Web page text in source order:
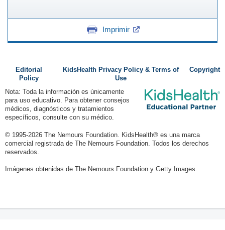
Imprimir
Editorial
Policy
KidsHealth Privacy Policy & Terms of
Use
Copyright
Nota: Toda la información es únicamente
para uso educativo. Para obtener consejos
médicos, diagnósticos y tratamientos
específicos, consulte con su médico.
© 1995-2026 The Nemours Foundation. KidsHealth® es una marca
comercial registrada de The Nemours Foundation. Todos los derechos
reservados.
Imágenes obtenidas de The Nemours Foundation y Getty Images.